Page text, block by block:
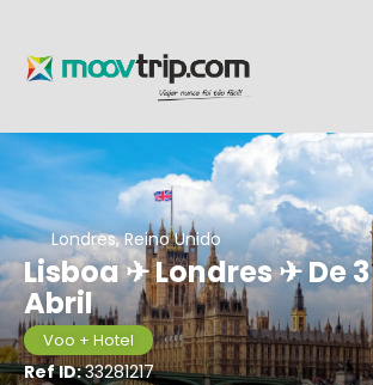
Londres, Reino Unido
Lisboa ✈ Londres ✈ De
Abril
Voo + Hotel
Ref ID:33281217